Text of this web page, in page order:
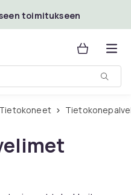
toimitukseen
Tietokoneet